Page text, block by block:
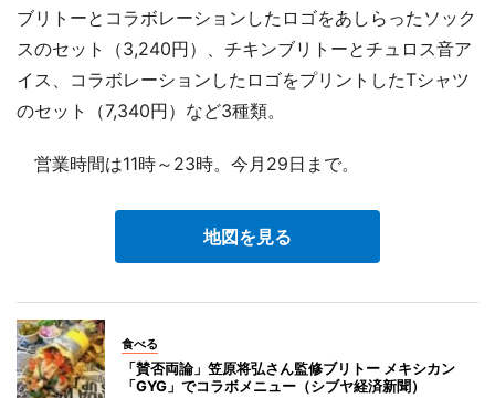
ブリトーとコラボレーションしたロゴをあしらったソック
スのセット（3,240円）、チキンブリトーとチュロス音ア
イス、コラボレーションしたロゴをプリントしたTシャツ
のセット（7,340円）など3種類。
営業時間は11時～23時。今月29日まで。
地図を見る
食べる
「賛否両論」笠原将弘さん監修ブリトー メキシカン
「GYG」でコラボメニュー（シブヤ経済新聞）